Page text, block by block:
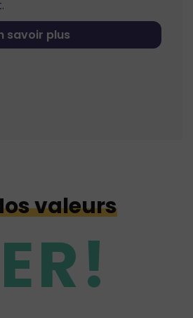
savoir plus
valeurs
ER!